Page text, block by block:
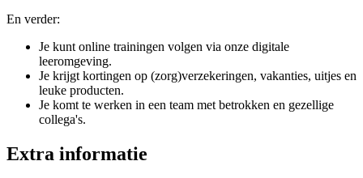
En verder:
Je kunt online trainingen volgen via onze digitale
leeromgeving.
Je krijgt kortingen op (zorg)verzekeringen, vakanties, uitjes en
leuke producten.
Je komt te werken in een team met betrokken en gezellige
collega's.
Extra informatie